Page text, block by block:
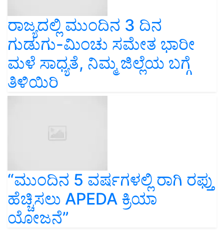
ರಾಜ್ಯದಲ್ಲಿ ಮುಂದಿನ 3 ದಿನ
ಗುಡುಗು-ಮಿಂಚು ಸಮೇತ ಭಾರೀ
ಮಳೆ ಸಾಧ್ಯತೆ, ನಿಮ್ಮ ಜಿಲ್ಲೆಯ ಬಗ್ಗೆ
ತಿಳಿಯಿರಿ
“ಮುಂದಿನ 5 ವರ್ಷಗಳಲ್ಲಿ ರಾಗಿ ರಫ್ತು
ಹೆಚ್ಚಿಸಲು APEDA ಕ್ರಿಯಾ
ಯೋಜನೆ”